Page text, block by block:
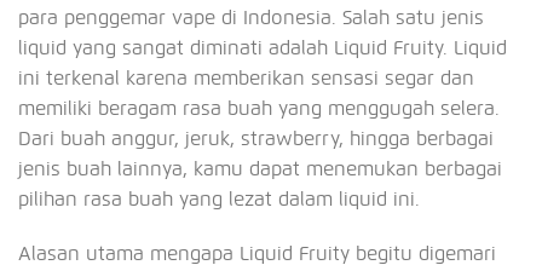
para penggemar vape di Indonesia. Salah satu jenis
liquid yang sangat diminati adalah Liquid Fruity. Liquid
ini terkenal karena memberikan sensasi segar dan
memiliki beragam rasa buah yang menggugah selera.
Dari buah anggur, jeruk, strawberry, hingga berbagai
jenis buah lainnya, kamu dapat menemukan berbagai
pilihan rasa buah yang lezat dalam liquid ini.
Alasan utama mengapa Liquid Fruity begitu digemari